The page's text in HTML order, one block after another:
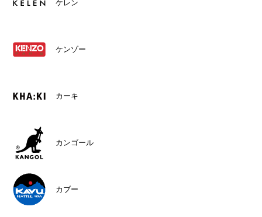
ケレン
ケンゾー
カーキ
カンゴール
カブー